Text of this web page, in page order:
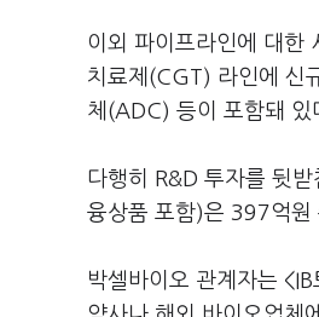
이외 파이프라인에 대한
치료제(CGT) 라인에 신
체(ADC) 등이 포함돼 있
다행히 R&D 투자를 뒷
융상품 포함)은 397억원
박셀바이오 관계자는